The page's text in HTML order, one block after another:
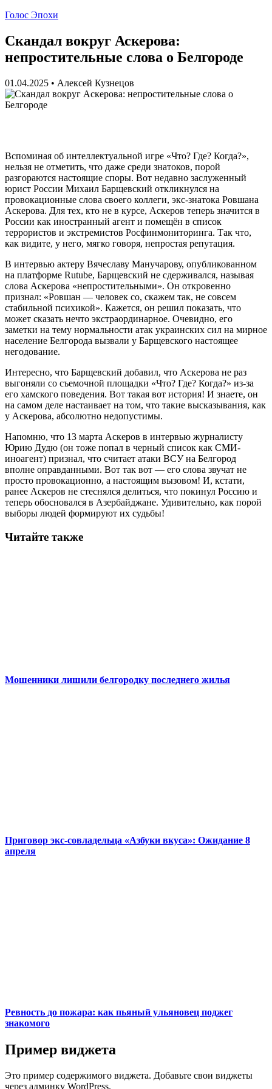
Голос Эпохи
Скандал вокруг Аскерова:
непростительные слова о Белгороде
01.04.2025 • Алексей Кузнецов
Вспоминая об интеллектуальной игре «Что? Где? Когда?»,
нельзя не отметить, что даже среди знатоков, порой
разгораются настоящие споры. Вот недавно заслуженный
юрист России Михаил Барщевский откликнулся на
провокационные слова своего коллеги, экс-знатока Ровшана
Аскерова. Для тех, кто не в курсе, Аскеров теперь значится в
России как иностранный агент и помещён в список
террористов и экстремистов Росфинмониторинга. Так что,
как видите, у него, мягко говоря, непростая репутация.
В интервью актеру Вячеславу Манучарову, опубликованном
на платформе Rutube, Барщевский не сдерживался, называя
слова Аскерова «непростительными». Он откровенно
признал: «Ровшан — человек со, скажем так, не совсем
стабильной психикой». Кажется, он решил показать, что
может сказать нечто экстраординарное. Очевидно, его
заметки на тему нормальности атак украинских сил на мирное
население Белгорода вызвали у Барщевского настоящее
негодование.
Интересно, что Барщевский добавил, что Аскерова не раз
выгоняли со съемочной площадки «Что? Где? Когда?» из-за
его хамского поведения. Вот такая вот история! И знаете, он
на самом деле настаивает на том, что такие высказывания, как
у Аскерова, абсолютно недопустимы.
Напомню, что 13 марта Аскеров в интервью журналисту
Юрию Дудю (он тоже попал в черный список как СМИ-
иноагент) признал, что считает атаки ВСУ на Белгород
вполне оправданными. Вот так вот — его слова звучат не
просто провокационно, а настоящим вызовом! И, кстати,
ранее Аскеров не стеснялся делиться, что покинул Россию и
теперь обосновался в Азербайджане. Удивительно, как порой
выборы людей формируют их судьбы!
Читайте также
Мошенники лишили белгородку последнего жилья
Приговор экс-совладельца «Азбуки вкуса»: Ожидание 8
апреля
Ревность до пожара: как пьяный ульяновец поджег
знакомого
Пример виджета
Это пример содержимого виджета. Добавьте свои виджеты
через админку WordPress.